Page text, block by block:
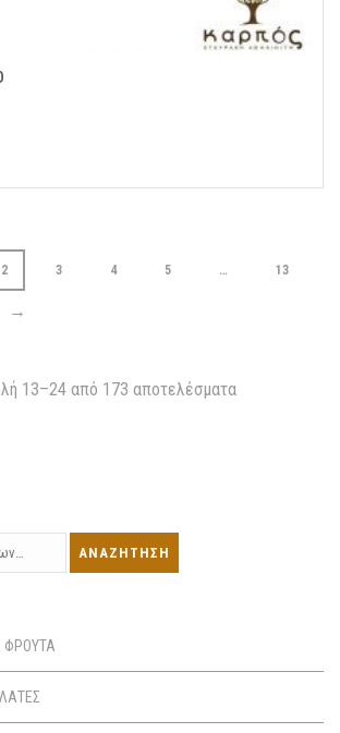
2 3 4 5 … 13
→
13–24 από 173 αποτελέσματα